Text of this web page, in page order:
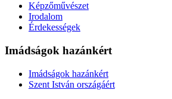
Képzőművészet
Irodalom
Érdekességek
Imádságok hazánkért
Imádságok hazánkért
Szent István országáért